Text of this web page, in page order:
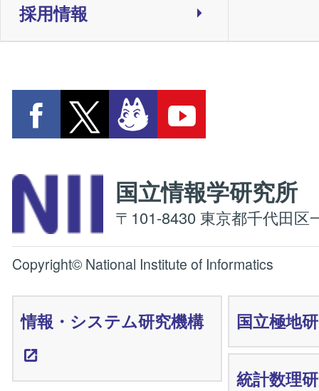
採用情報
国立情報学研究
〒101-8430 東京都千代田区
Copyright© National Institute of Informatics
情報・システム研究機構 国立極地
統計数理